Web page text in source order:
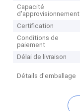
Capacité
d'approvisionnement
Certification
Conditions de
paiement
Délai de livraison
Détails d'emballage